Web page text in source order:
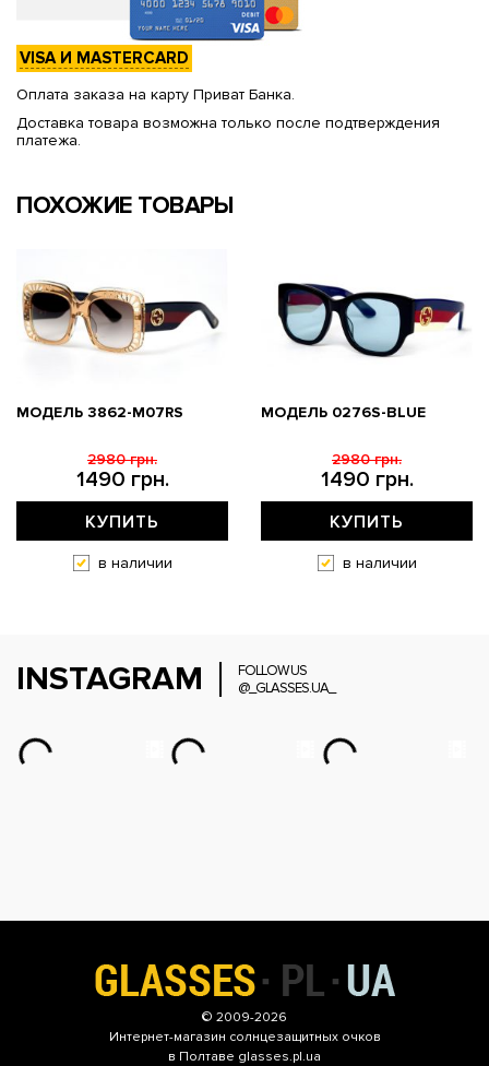
VISA И MASTERCARD
Оплата заказа на карту Приват Банка.
Доставка товара возможна только после подтверждения
платежа.
ПОХОЖИЕ ТОВАРЫ
МОДЕЛЬ 3862-M07RS
1490 грн.
2980 грн.
КУПИТЬ
в наличии
МОДЕЛЬ 0276S-BLUE
1490 грн.
2980 грн.
КУПИТЬ
в наличии
INSTAGRAM
FOLLOW US
@_GLASSES.UA_
© 2009-2026
Интернет-магазин солнцезащитных очков
в Полтаве glasses.pl.ua